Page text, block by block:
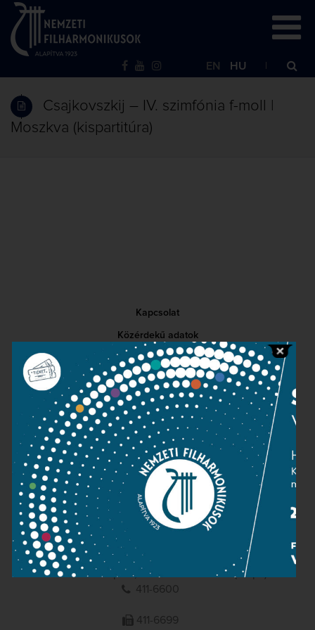
EN HU
Csajkovszkij – IV. szimfónia f-moll |
Moszkva (kispartitúra)
Kapcsolat
Közérdekű adatok
Sajtószoba
Adatvédelem
Impresszum
NEMZETI
FILHARMONIKUSOK
1095 Budapest, Komor Marcell u. 1. (Müpa)
411-6600
411-6699